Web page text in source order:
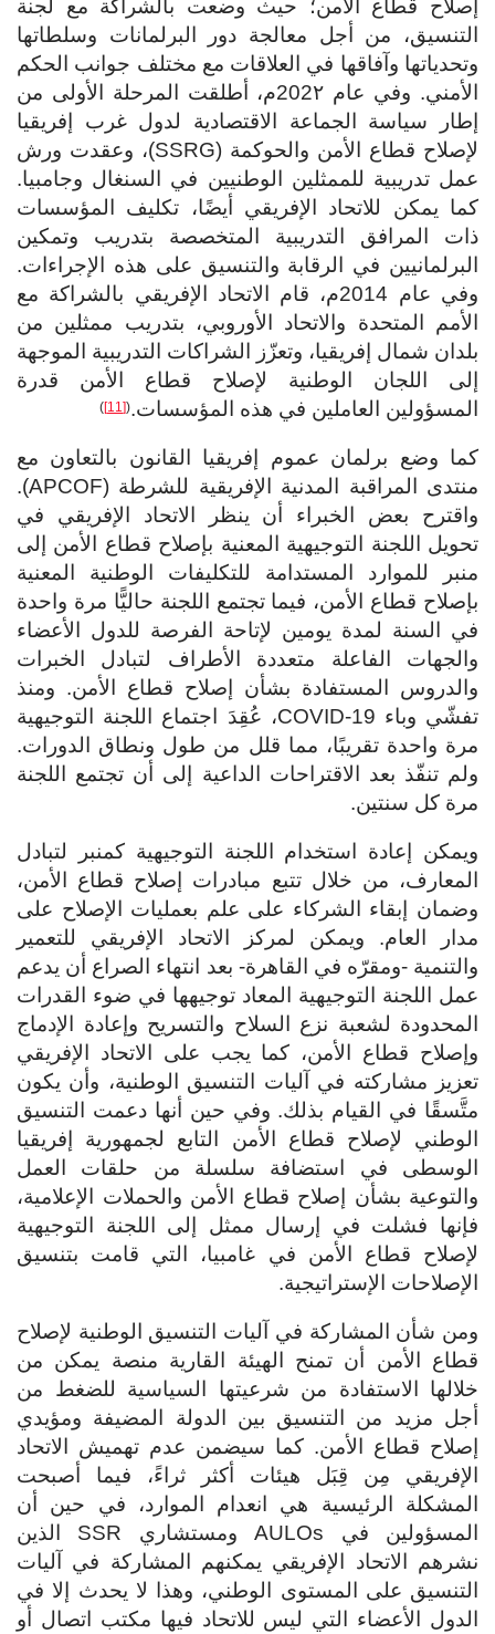
إصلاح قطاع الأمن؛ حيث وضعت بالشراكة مع لجنة
التنسيق، من أجل معالجة دور البرلمانات وسلطاتها
وتحدياتها وآفاقها في العلاقات مع مختلف جوانب الحكم
الأمني. وفي عام 202٢م، أطلقت المرحلة الأولى من
إطار سياسة الجماعة الاقتصادية لدول غرب إفريقيا
لإصلاح قطاع الأمن والحوكمة (SSRG)، وعقدت ورش
عمل تدريبية للممثلين الوطنيين في السنغال وجامبيا.
كما يمكن للاتحاد الإفريقي أيضًا، تكليف المؤسسات
ذات المرافق التدريبية المتخصصة بتدريب وتمكين
البرلمانيين في الرقابة والتنسيق على هذه الإجراءات.
وفي عام 2014م، قام الاتحاد الإفريقي بالشراكة مع
الأمم المتحدة والاتحاد الأوروبي، بتدريب ممثلين من
بلدان شمال إفريقيا، وتعزّز الشراكات التدريبية الموجهة
إلى اللجان الوطنية لإصلاح قطاع الأمن قدرة
المسؤولين العاملين في هذه المؤسسات.(
[11]
)
كما وضع برلمان عموم إفريقيا القانون بالتعاون مع
منتدى المراقبة المدنية الإفريقية للشرطة (APCOF).
واقترح بعض الخبراء أن ينظر الاتحاد الإفريقي في
تحويل اللجنة التوجيهية المعنية بإصلاح قطاع الأمن إلى
منبر للموارد المستدامة للتكليفات الوطنية المعنية
بإصلاح قطاع الأمن، فيما تجتمع اللجنة حاليًّا مرة واحدة
في السنة لمدة يومين لإتاحة الفرصة للدول الأعضاء
والجهات الفاعلة متعددة الأطراف لتبادل الخبرات
والدروس المستفادة بشأن إصلاح قطاع الأمن. ومنذ
تفشّي وباء COVID-19، عُقِدَ اجتماع اللجنة التوجيهية
مرة واحدة تقريبًا، مما قلل من طول ونطاق الدورات.
ولم تنفّذ بعد الاقتراحات الداعية إلى أن تجتمع اللجنة
مرة كل سنتين.
ويمكن إعادة استخدام اللجنة التوجيهية كمنبر لتبادل
المعارف، من خلال تتبع مبادرات إصلاح قطاع الأمن،
وضمان إبقاء الشركاء على علم بعمليات الإصلاح على
مدار العام. ويمكن لمركز الاتحاد الإفريقي للتعمير
والتنمية -ومقرّه في القاهرة- بعد انتهاء الصراع أن يدعم
عمل اللجنة التوجيهية المعاد توجيهها في ضوء القدرات
المحدودة لشعبة نزع السلاح والتسريح وإعادة الإدماج
وإصلاح قطاع الأمن، كما يجب على الاتحاد الإفريقي
تعزيز مشاركته في آليات التنسيق الوطنية، وأن يكون
متَّسقًا في القيام بذلك. وفي حين أنها دعمت التنسيق
الوطني لإصلاح قطاع الأمن التابع لجمهورية إفريقيا
الوسطى في استضافة سلسلة من حلقات العمل
والتوعية بشأن إصلاح قطاع الأمن والحملات الإعلامية،
فإنها فشلت في إرسال ممثل إلى اللجنة التوجيهية
لإصلاح قطاع الأمن في غامبيا، التي قامت بتنسيق
الإصلاحات الإستراتيجية.
ومن شأن المشاركة في آليات التنسيق الوطنية لإصلاح
قطاع الأمن أن تمنح الهيئة القارية منصة يمكن من
خلالها الاستفادة من شرعيتها السياسية للضغط من
أجل مزيد من التنسيق بين الدولة المضيفة ومؤيدي
إصلاح قطاع الأمن. كما سيضمن عدم تهميش الاتحاد
الإفريقي مِن قِبَل هيئات أكثر ثراءً، فيما أصبحت
المشكلة الرئيسية هي انعدام الموارد، في حين أن
المسؤولين في AULOs ومستشاري SSR الذين
نشرهم الاتحاد الإفريقي يمكنهم المشاركة في آليات
التنسيق على المستوى الوطني، وهذا لا يحدث إلا في
الدول الأعضاء التي ليس للاتحاد فيها مكتب اتصال أو